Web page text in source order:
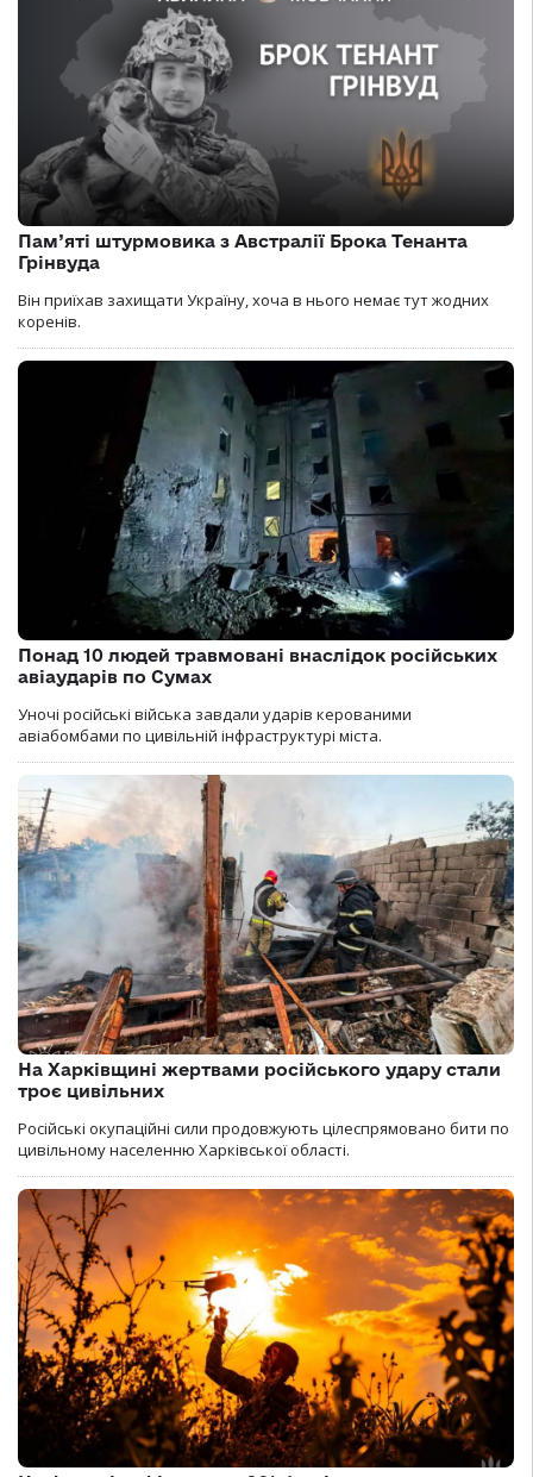
Пам’яті штурмовика з Австралії Брока Тенанта
Грінвуда
Він приїхав захищати Україну, хоча в нього немає тут жодних
коренів.
Понад 10 людей травмовані внаслідок російських
авіаударів по Сумах
Уночі російські війська завдали ударів керованими
авіабомбами по цивільній інфраструктурі міста.
На Харківщині жертвами російського удару стали
троє цивільних
Російські окупаційні сили продовжують цілеспрямовано бити по
цивільному населенню Харківської області.